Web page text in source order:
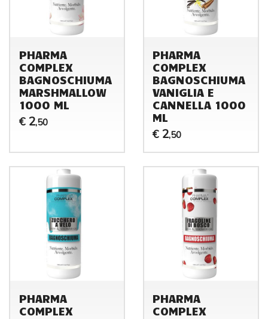
PHARMA
COMPLEX
BAGNOSCHIUMA
MARSHMALLOW
1000 ML
€ 2,50
PHARMA
COMPLEX
BAGNOSCHIUMA
VANIGLIA E
CANNELLA 1000
ML
€ 2,50
PHARMA
COMPLEX
PHARMA
COMPLEX